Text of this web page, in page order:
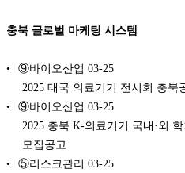
충북 글로벌 마케팅 시스템
⑨바이오산업 03-25
2025 태국 의료기기 전시회 충북
⑨바이오산업 03-25
2025 충북 K-의료기기 국내·외
모집공고
⑤리스크관리 03-25